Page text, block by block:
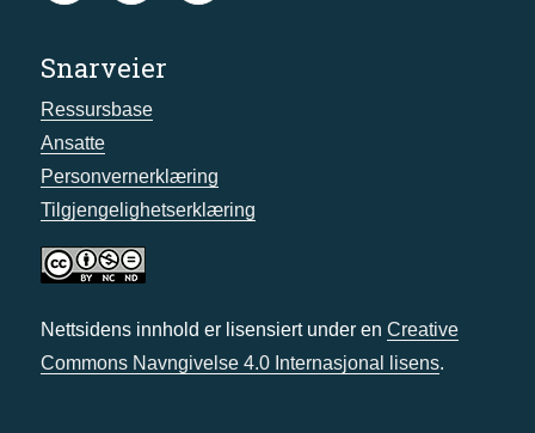
Snarveier
Ressursbase
Ansatte
Personvernerklæring
Tilgjengelighetserklæring
Nettsidens innhold er lisensiert under en Creative
Commons Navngivelse 4.0 Internasjonal lisens.